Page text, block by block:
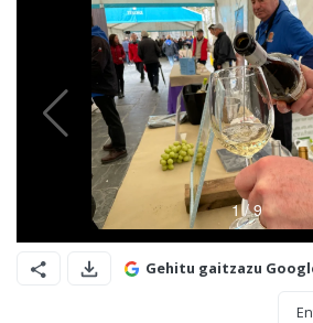
Gehitu gaitzazu